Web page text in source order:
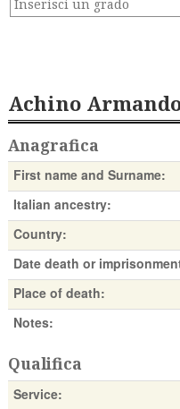
Achino Armando
Anagrafica
First name and Surname:
Italian ancestry:
Country:
Date death or
Place of death:
Notes:
Qualifica
Service: